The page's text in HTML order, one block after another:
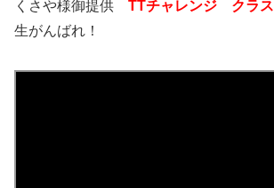
くさや様御提供 TTチャレンジ クラ
生がんばれ！